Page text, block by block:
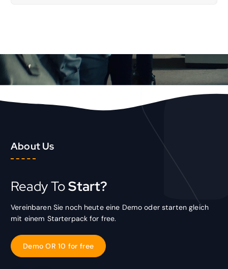
About Us
Ready ToStart?
Vereinbaren Sie noch heute eine Demo oder starten gleich
mit einem Starterpack for free.
Demo OR 10 for free